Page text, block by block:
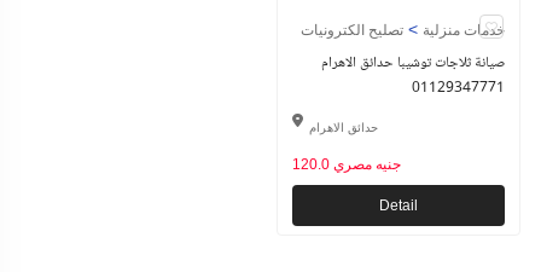
خدمات منزلية > تصليح الكترونيات
صيانة ثلاجات توشيبا حدائق الاهرام
01129347771
حدائق الاهرام
120.0 جنيه مصري
Detail